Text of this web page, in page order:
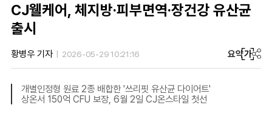
CJ웰케어, 체지방·피부면역·장건강 유산균
출시
황병우 기자 2026-05-29 10:21:16 요약가
개별인정형 원료 2종 배합한 '쓰리핏 유산균 다이어트'
상온서 150억 CFU 보장, 6월 2일 CJ온스타일 첫선